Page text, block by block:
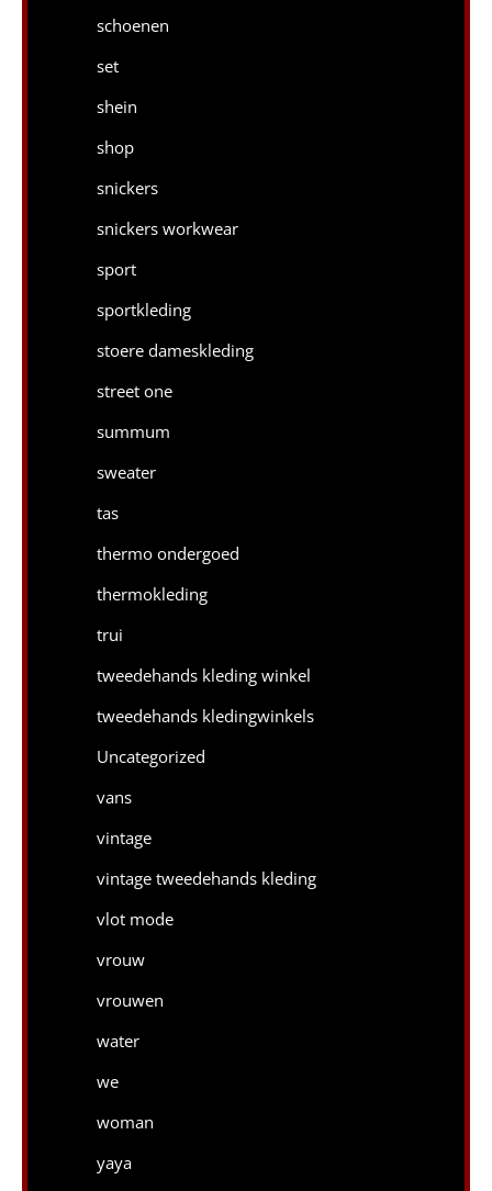
schoenen
set
shein
shop
snickers
snickers workwear
sport
sportkleding
stoere dameskleding
street one
summum
sweater
tas
thermo ondergoed
thermokleding
trui
tweedehands kleding winkel
tweedehands kledingwinkels
Uncategorized
vans
vintage
vintage tweedehands kleding
vlot mode
vrouw
vrouwen
water
we
woman
yaya